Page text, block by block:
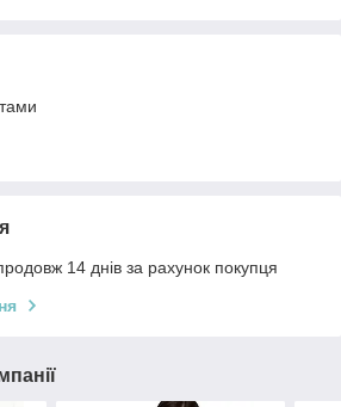
14 днів за рахунок покупця